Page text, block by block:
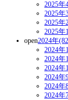
2025年
2025年
2025年
2025年
open2024年
2024年
2024年
2024年
2024年
2024年
2024年